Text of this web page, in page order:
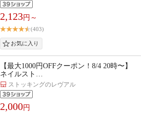
2,123円～
(403)
【最大1000円OFFクーポン！8/4 20時〜】
ネイルスト…
ストッキングのレヴアル
2,000円